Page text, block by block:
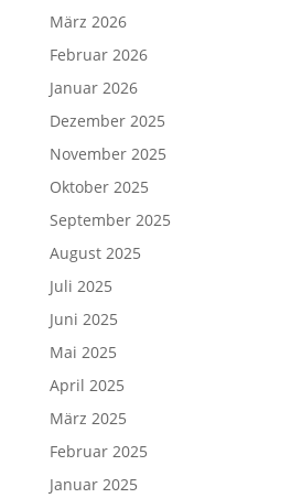
März 2026
Februar 2026
Januar 2026
Dezember 2025
November 2025
Oktober 2025
September 2025
August 2025
Juli 2025
Juni 2025
Mai 2025
April 2025
März 2025
Februar 2025
Januar 2025